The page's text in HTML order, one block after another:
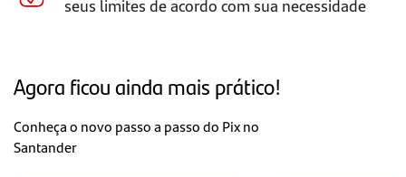
seus limites de acordo com sua necessidade
Agora ficou ainda mais prático!
Conheça o novo passo a passo do Pix no
Santander